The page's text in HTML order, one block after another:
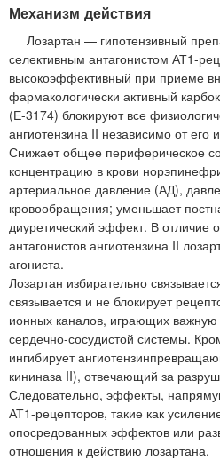
Механизм действия
Лозартан — гипотензивный
селективным антагонистом АТ1-
высокоэффективный при приеме
фармакологически активный
(Е-3174) блокируют все
ангиотензина II независимо от его
Снижает общее периферическое
концентрацию в крови
артериальное давление (АД),
кровообращения; уменьшает
диуретический эффект. В отличие
антагонистов ангиотензина II
агониста.
Лозартан избирательно
связывается и не блокирует
ионных каналов, играющих
сердечно-сосудистой системы.
ингибирует
кининаза II), отвечающий за
Следовательно, эффекты,
АТ1-рецепторов, такие как
опосредованных эффектов или
отношения к действию лозартана.